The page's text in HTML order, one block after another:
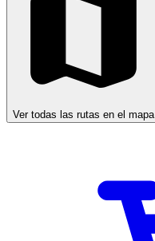
Ver todas las rutas en el mapa